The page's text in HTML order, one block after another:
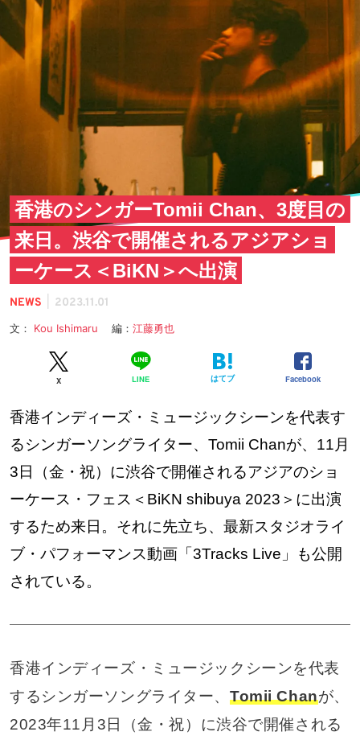
香港のシンガーTomii Chan、3度目の
来日。渋谷で開催されるアジアショ
ーケース＜BiKN＞へ出演
NEWS 2023.11.01
文： Kou Ishimaru 編： 江藤勇也
X LINE はてブ Facebook
香港インディーズ・ミュージックシーンを代表す
るシンガーソングライター、Tomii Chanが、11月
3日（金・祝）に渋谷で開催されるアジアのショ
ーケース・フェス＜BiKN shibuya 2023＞に出演
するため来日。それに先立ち、最新スタジオライ
ブ・パフォーマンス動画「3Tracks Live」も公開
されている。
香港インディーズ・ミュージックシーンを代表
するシンガーソングライター、 Tomii Chanが、
2023年11月3日（金・祝）に渋谷で開催される